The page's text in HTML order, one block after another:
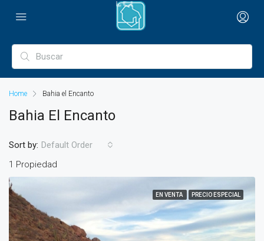
Home Bahia el Encanto
Bahia El Encanto
1 Propiedad
Sort by: Default Order
EN VENTA PRECIO ESPECIAL